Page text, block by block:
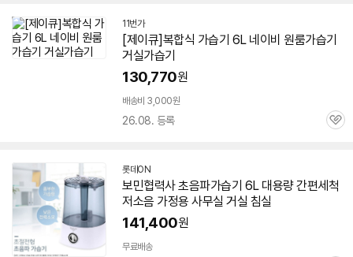
11번가
[제이큐]복합식 가습기 6L네이비 원룸가습기
거실가습기
130,770원
배송비 3,000원
26.08. 등록
관
롯데ON
보민협력사 초음파가습기 6L대용량 간편세척
저소음 가정용 사무실 거실 침실
141,400원
무료배송